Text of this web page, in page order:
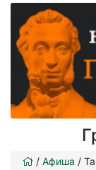
/ Афиша /